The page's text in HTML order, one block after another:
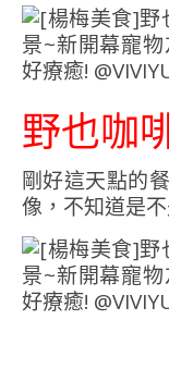
野也咖
剛好這天點的
像，不知道是